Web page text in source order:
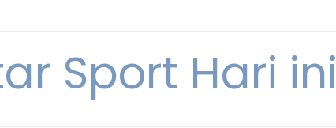
Sport Hari ini